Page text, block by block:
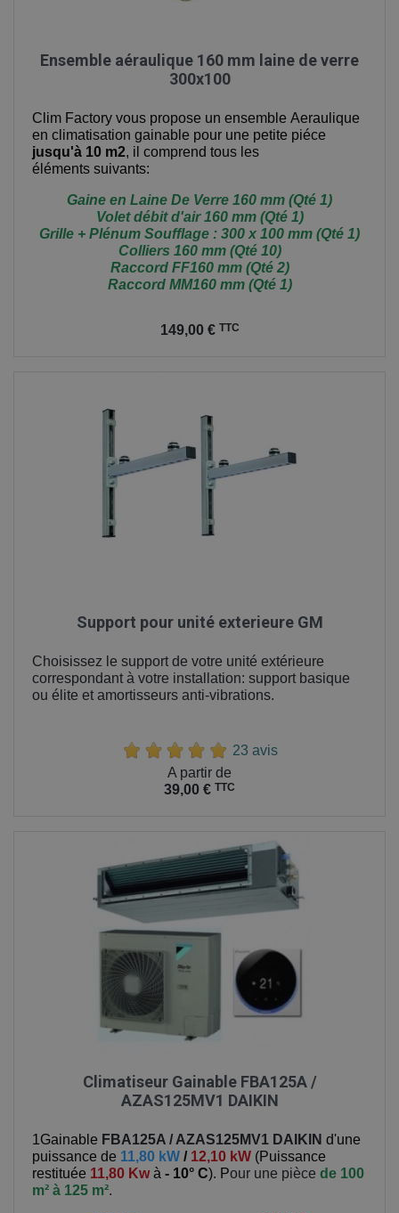
Ensemble aéraulique 160 mm laine de verre
300x100
Clim Factory vous propose un ensemble Aeraulique
en climatisation gainable pour une petite piéce
jusqu'à 10 m2, il comprend tous les
éléments suivants:
Gaine en Laine De Verre 160 mm (Qté 1)
Volet débit d'air 160 mm (Qté 1)
Grille + Plénum Soufflage : 300 x 100 mm (Qté 1)
Colliers 160 mm (Qté 10)
Raccord FF160 mm (Qté 2)
Raccord MM160 mm (Qté 1)
149,00 € TTC
Support pour unité exterieure GM
Choisissez le support de votre unité extérieure
correspondant à votre installation: support basique
ou élite et amortisseurs anti-vibrations.
23 avis
A partir de
39,00 € TTC
Climatiseur Gainable FBA125A /
AZAS125MV1 DAIKIN
1Gainable FBA125A / AZAS125MV1 DAIKIN d'une
puissance de 11,80 kW / 12,10 kW (Puissance
restituée 11,80 Kwà - 10° C). Pour une pièce de 100
m² à 125 m².